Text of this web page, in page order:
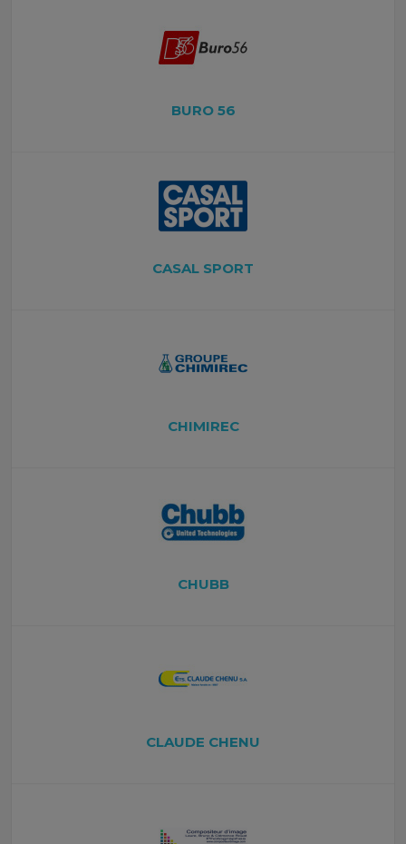
BURO 56
CASAL SPORT
CHIMIREC
CHUBB
CLAUDE CHENU